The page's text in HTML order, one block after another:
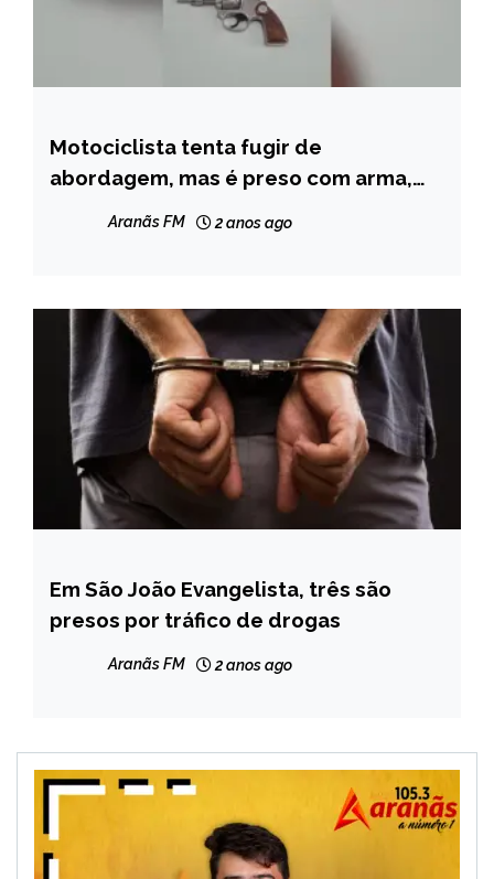
MINAS
GERAIS
NOTÍCIAS
Motociclista tenta fugir de
abordagem, mas é preso com arma,
Aranãs FM 2 anos ago
MINAS
GERAIS
NOTÍCIAS
Em São João Evangelista, três são
presos por tráfico de drogas
Aranãs FM 2 anos ago